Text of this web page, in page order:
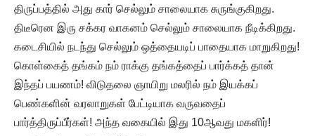
திருப்பத்தில் அது கார் செல்லும் சாலையாக சுருங்குகிறது.
திடீரென இரு சக்கர வாகனம் செல்லும் சாலையாக நீடிக்கிறது.
கடைசியில் நடந்து செல்லும் ஒத்தையடிப் பாதையாக மாறுகிறது!
கொள்கைத் தங்கம் நம் ராக்கு தங்கத்தைப் பார்க்கத் தான்
இந்தப் பயணம்! விடுதலை ஞாயிறு மலரில் நம் இயக்கப்
பெண்களின் வரலாறுகள் பேட்டியாக வருவதைப்
பார்த்திருப்பீர்கள்! அந்த வகையில் இது 10ஆவது மகளிர்!